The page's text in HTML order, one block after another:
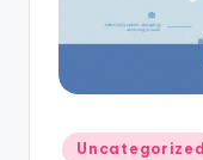
Posted
Uncategorized